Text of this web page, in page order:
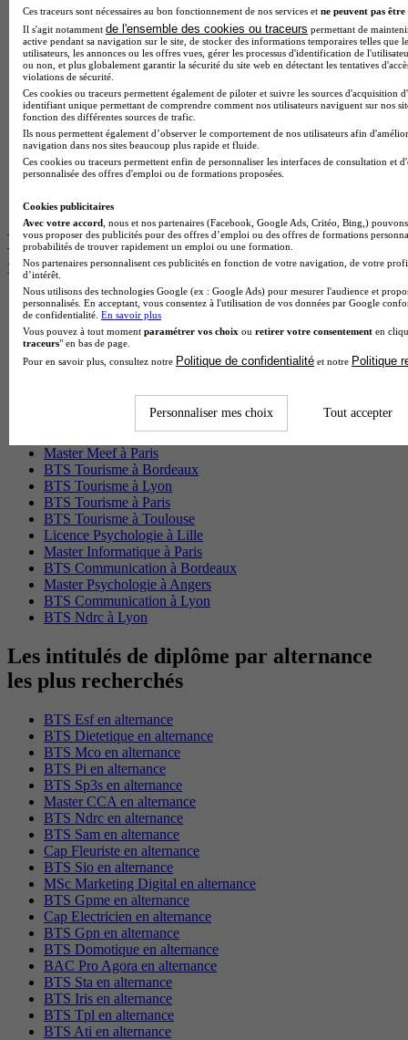
BTS Sio
BTS Communication
BTS Esf
Licence Science de l education
BTS Pi
Master International Business
BTS Sp3s
BAC Pro Assp
BTS Gpme
Master MA
BTS Dietetique
Cap Cuisine
Les intitulés de diplôme par ville les plus
recherchés
Master Meef à Lille
Prépa Medecine à Paris
Licence Psychologie à Paris
Master Psychologie à Lyon
Licence Psychologie à Toulouse
Master Psychologie à Paris
Master Meef à Lyon
Master Meef à Paris
BTS Tourisme à Bordeaux
BTS Tourisme à Lyon
BTS Tourisme à Paris
BTS Tourisme à Toulouse
Licence Psychologie à Lille
Master Informatique à Paris
BTS Communication à Bordeaux
Master Psychologie à Angers
BTS Communication à Lyon
BTS Ndrc à Lyon
Les intitulés de diplôme par alternance
les plus recherchés
BTS Esf en alternance
BTS Dietetique en alternance
BTS Mco en alternance
BTS Pi en alternance
BTS Sp3s en alternance
Master CCA en alternance
BTS Ndrc en alternance
BTS Sam en alternance
Cap Fleuriste en alternance
BTS Sio en alternance
MSc Marketing Digital en alternance
BTS Gpme en alternance
Cap Electricien en alternance
BTS Gpn en alternance
BTS Domotique en alternance
BAC Pro Agora en alternance
BTS Sta en alternance
BTS Iris en alternance
BTS Tpl en alternance
BTS Ati en alternance
Ces traceurs sont nécessaires au bon fonctionnement de nos services et ne peuvent pas être
Il s'agit notamment de l'ensemble des cookies ou traceurs permettant de
active pendant sa navigation sur le site, de stocker des informations temporaires telles que
utilisateurs, les annonces ou les offres vues, gérer les processus d'identification de
ou non, et plus globalement garantir la sécurité du site web en détectant les tentatives
violations de sécurité.
Ces cookies ou traceurs permettent également de piloter et suivre les sources d'acquisition
identifiant unique permettant de comprendre comment nos utilisateurs naviguent sur nos
fonction des différentes sources de trafic.
Ils nous permettent également d’observer le comportement de nos utilisateurs afin
navigation dans nos sites beaucoup plus rapide et fluide.
Ces cookies ou traceurs permettent enfin de personnaliser les interfaces de consultation et
personnalisée des offres d'emploi ou de formations proposées.
Cookies publicitaires
Avec votre accord , nous et nos partenaires (Facebook, Google Ads, Critéo, Bing,)
vous proposer des publicités pour des offres d’emploi ou des offres de formations
probabilités de trouver rapidement un emploi ou une formation.
Nos partenaires personnalisent ces publicités en fonction de votre navigation, de votre
d’intérêt.
Nous utilisons des technologies Google (ex : Google Ads) pour mesurer l'audience et
personnalisés. En acceptant, vous consentez à l'utilisation de vos données par Google
de confidentialité. En savoir plus
Vous pouvez à tout moment paramétrer vos choix ou retirer votre consentement en
traceurs" en bas de page.
Pour en savoir plus, consultez notre Politique de confidentialité et notre Politique
Personnaliser mes choix Tout accepter